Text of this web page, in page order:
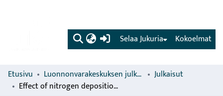
(current) Kokoelmat
Selaa Jukuria
Etusivu Luonnonvarakeskuksen julkaisut
Julkaisut
Effect of nitrogen deposition on free amino acid accumulation in Sphagna